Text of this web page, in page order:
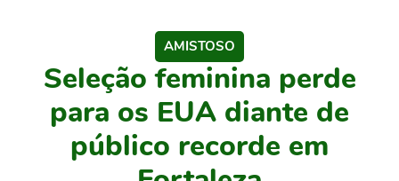
AMISTOSO
Seleção feminina perde
para os EUA diante de
público recorde em